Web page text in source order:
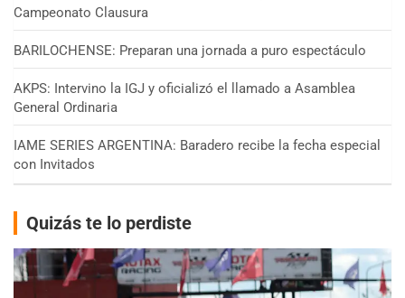
Campeonato Clausura
BARILOCHENSE: Preparan una jornada a puro espectáculo
AKPS: Intervino la IGJ y oficializó el llamado a Asamblea
General Ordinaria
IAME SERIES ARGENTINA: Baradero recibe la fecha especial
con Invitados
Quizás te lo perdiste